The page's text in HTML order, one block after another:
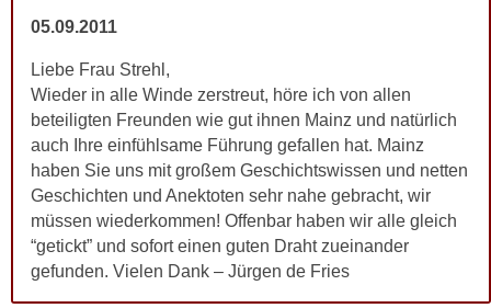
05.09.2011
Liebe Frau Strehl,
Wieder in alle Winde zerstreut, höre ich von allen
beteiligten Freunden wie gut ihnen Mainz und natürlich
auch Ihre einfühlsame Führung gefallen hat. Mainz
haben Sie uns mit großem Geschichtswissen und netten
Geschichten und Anektoten sehr nahe gebracht, wir
müssen wiederkommen! Offenbar haben wir alle gleich
“getickt” und sofort einen guten Draht zueinander
gefunden. Vielen Dank – Jürgen de Fries